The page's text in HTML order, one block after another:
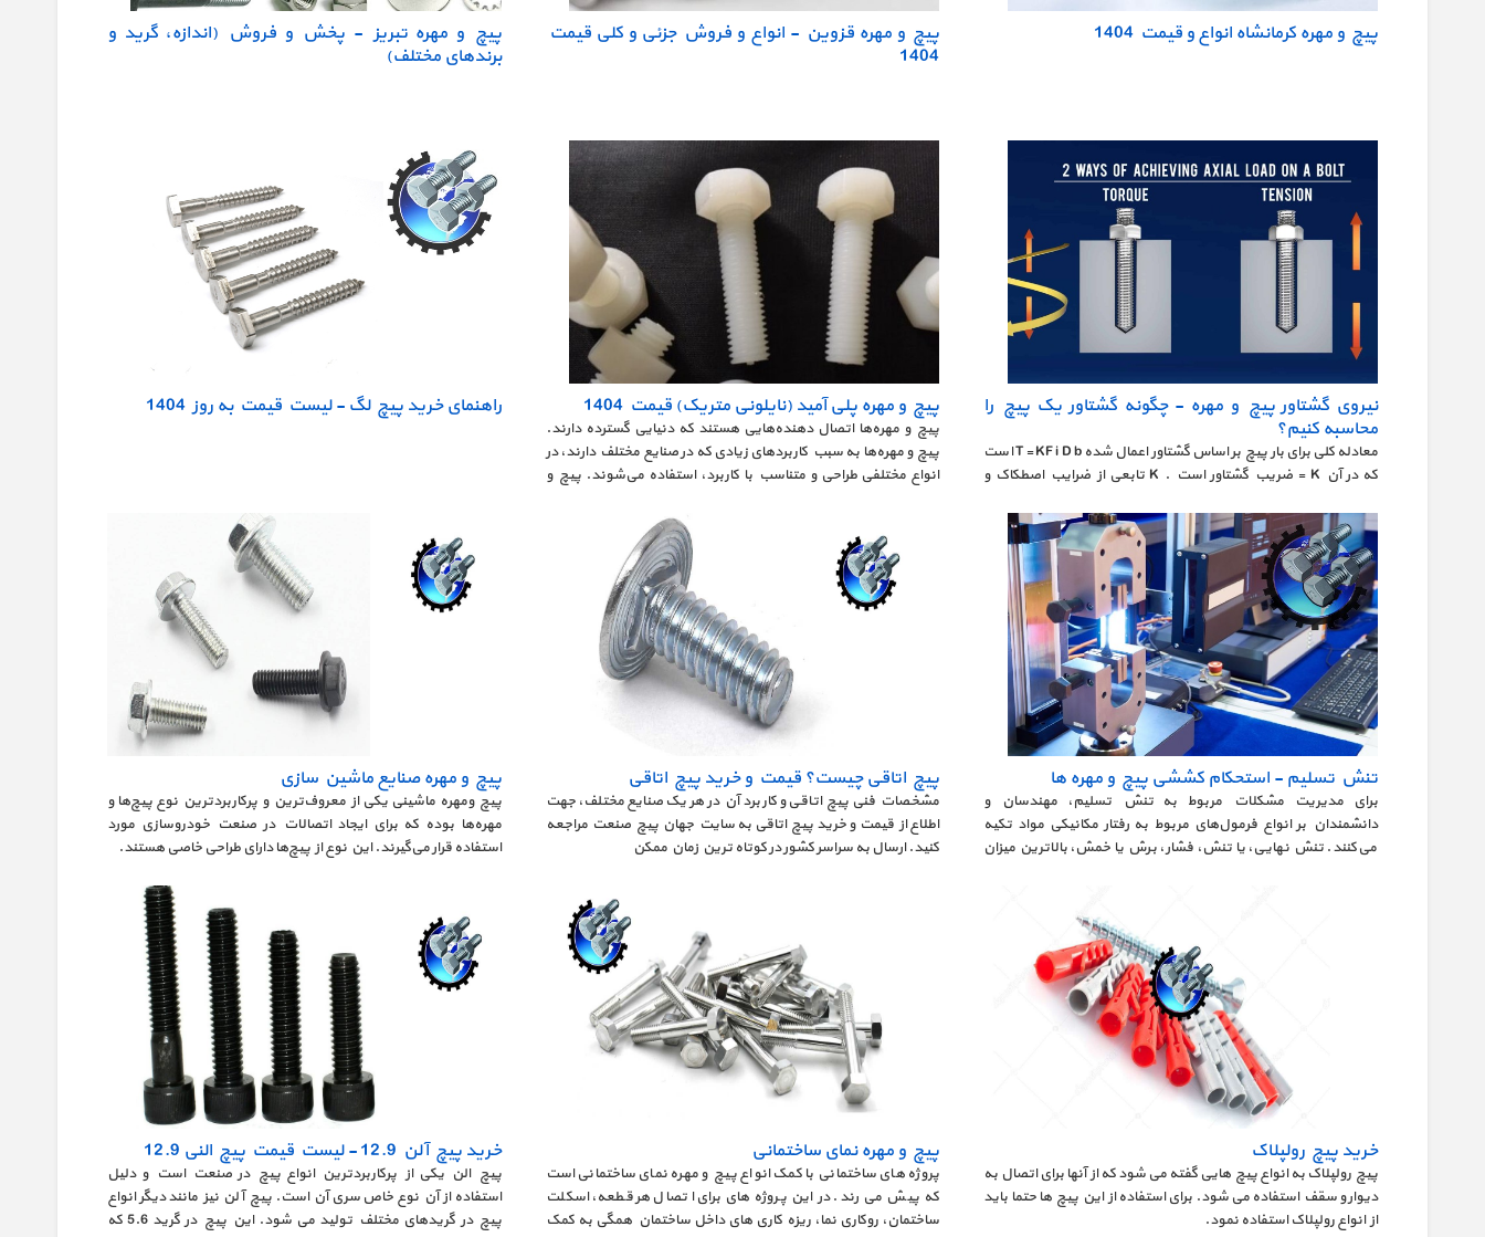
پیچ و مهره کرمانشاه انواع و قیمت 1404
پیچ و مهره قزوین - انواع و فروش جزئی و کلی قیمت
1404
پیچ و مهره تبریز - پخش و فروش (اندازه، گرید و
برندهای مختلف)
نیروی گشتاور پیچ و مهره - چگونه گشتاور یک پیچ را
محاسبه کنیم؟
معادله کلی برای بار پیچ بر اساس گشتاور اعمال شده T = KF i D b است
که در آن K = ضریب گشتاور است . K تابعی از ضرایب اصطکاک و
مانند سطح، پوشش ها و غیره است.
پیچ و مهره پلی آمید (نایلونی متریک) قیمت 1404
پیچ و مهره‌ها اتصال دهنده‌هایی هستند که دنیایی گسترده دارند.
پیچ و مهره‌ها به سبب کاربردهای زیادی که در صنایع مختلف دارند، در
انواع مختلفی طراحی و متناسب با کاربرد، استفاده می‌شوند. پیچ و
زیاد ندارند و چند دهه بیشتر از معرفی آن‌ها به بازار مصرف نمی‌گذرد.
راهنمای خرید پیچ لگ - لیست قیمت به روز 1404
تنش تسلیم - استحکام کششی پیچ و مهره ها
برای مدیریت مشکلات مربوط به تنش تسلیم، مهندسان و
دانشمندان بر انواع فرمول‌های مربوط به رفتار مکانیکی مواد تکیه
می‌کنند. تنش نهایی، یا تنش، فشار، برش یا خمش، بالاترین میزان
پیچ اتاقی چیست؟ قیمت و خرید پیچ اتاقی
مشخصات فنی پیچ اتاقی و کاربرد آن در هر یک صنایع مختلف، جهت
اطلاع از قیمت و خرید پیچ اتاقی به سایت جهان پیچ صنعت مراجعه
کنید. ارسال به سراسر کشور در کوتاه ترین زمان ممکن
پیچ و مهره صنایع ماشین سازی
پیچ ومهره ماشینی یکی از معروف‌ترین و پرکاربردترین نوع پیچ‌‌ها و
مهره‌ها بوده که برای ایجاد اتصالات در صنعت خودروسازی مورد
استفاده قرار می‌گیرند. این نوع از پیچ‌ها دارای طراحی خاصی هستند.
خرید پیچ رولپلاک
پیچ رولپلاک به انواع پیچ هایی گفته می شود که از آنها برای اتصال به
دیوار و سقف استفاده می شود. برای استفاده از این پیچ ها حتما باید
از انواع رولپلاک استفاده نمود.
پیچ و مهره نمای ساختمانی
پروژه های ساختمانی با کمک انواع پیچ و مهره نمای ساختمانی است
که پیش می رند. در این پروژه های برای اتصال هر قطعه، اسکلت
ساختمان، روکاری نما، ریزه کاری های داخل ساختمان همگی به کمک
خرید پیچ آلن 12.9 - لیست قیمت پیچ النی 12.9
پیچ الن یکی از پرکاربردترین انواع پیچ در صنعت است و دلیل
استفاده از آن نوع خاص سری آن است. پیچ آلن نیز مانند دیگر انواع
پیچ در گریدهای مختلف تولید می شود. این پیچ در گرید 5.6 که